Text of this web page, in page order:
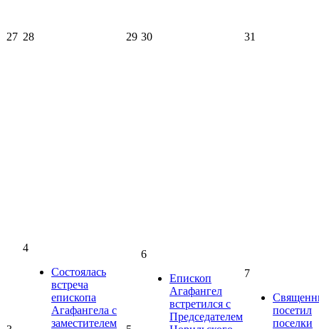
27 28 29 30 31
4
Состоялась
встреча
епископа
Агафангела с
заместителем
6
Епископ
Агафангел
встретился с
Председателем
7
посетил
поселки